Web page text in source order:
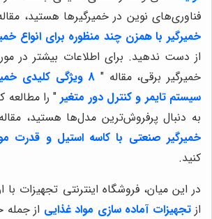
فناوری‌های نوین در خمیرگیرها هستید،
خمیرگیر با همزن چند منظوره برای انواع
از دست ندهید. برای اطلاعات بیشتر در
خمیرگیر برقی، مقاله "
8 ویژگی کلیدی
سیستم تایمر و کنترل دور متغیر " را مطالعه
به دنبال پرفروش‌ترین مدل‌ها هستید،
خمیرگیر صنعتی با کاسه استیل و قدرت
کنید.
در این میان، فروشگاه اینترنتی تجهیزات
ازتجهیزات آماده سازی مواد غذایی از